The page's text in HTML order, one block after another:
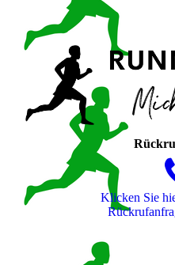
Klicken Sie